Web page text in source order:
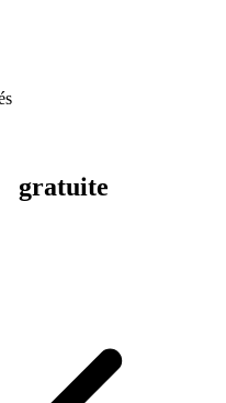
gratuite